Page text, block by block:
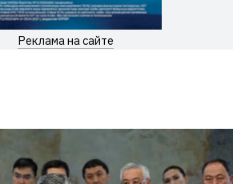
Реклама на сайте